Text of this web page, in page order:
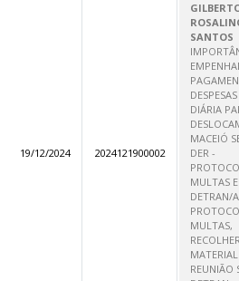
19/12/2024 2024121900002
SANTOS
DIÁRIA
MACEIÓ
DER -
MULTAS E
DETRAN/
MULTAS,
REUNIÃO